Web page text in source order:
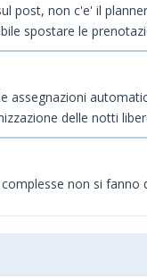
post, non c'e' il
spostare le
assegnazioni
delle notti
non si